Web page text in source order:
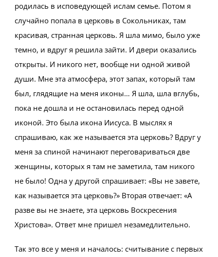
родилась в исповедующей ислам семье. Потом я
случайно попала в церковь в Сокольниках, там
красивая, странная церковь. Я шла мимо, было уже
темно, и вдруг я решила зайти. И двери оказались
открыты. И никого нет, вообще ни одной живой
души. Мне эта атмосфера, этот запах, который там
был, глядящие на меня иконы… Я шла, шла вглубь,
пока не дошла и не остановилась перед одной
иконой. Это была икона Иисуса. В мыслях я
спрашиваю, как же называется эта церковь? Вдруг у
меня за спиной начинают переговариваться две
женщины, которых я там не заметила, там никого
не было! Одна у другой спрашивает: «Вы не завете,
как называется эта церковь?» Вторая отвечает: «А
разве вы не знаете, эта церковь Воскресения
Христова». Ответ мне пришел незамедлительно.
Так это все у меня и началось: считывание с первых